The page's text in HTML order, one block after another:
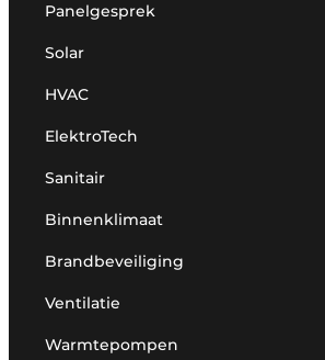
Panelgesprek
Solar
HVAC
ElektroTech
Sanitair
Binnenklimaat
Brandbeveiliging
Ventilatie
Warmtepompen